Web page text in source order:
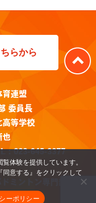
らから
育連盟
委員長
高等学校
也
：023-645-3377
ミントン専門部
体験を提供しています。
意する』をクリックして
ーポリシー